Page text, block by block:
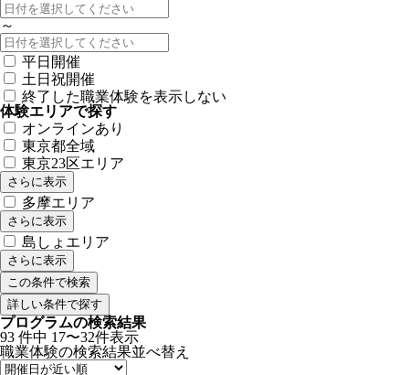
～
平日開催
土日祝開催
終了した職業体験を表示しない
体験エリアで探す
オンラインあり
東京都全域
東京23区エリア
さらに表示
多摩エリア
さらに表示
島しょエリア
さらに表示
詳しい条件で探す
プログラムの検索結果
93 件中 17〜32件表示
職業体験の検索結果並べ替え